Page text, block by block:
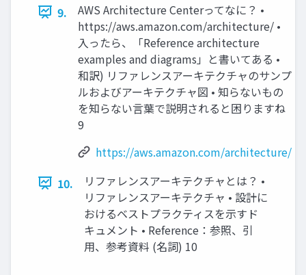
9.
AWS Architecture Centerってなに？ •
https://aws.amazon.com/architecture/ •
入ったら、「Reference architecture
examples and diagrams」と書いてある •
和訳) リファレンスアーキテクチャのサンプ
ルおよびアーキテクチャ図 • 知らないもの
を知らない言葉で説明されると困りますね
9
https://aws.amazon.com/architecture/
10.
リファレンスアーキテクチャとは？ •
リファレンスアーキテクチャ • 設計に
おけるベストプラクティスを示すド
キュメント • Reference：参照、引
用、参考資料 (名詞) 10